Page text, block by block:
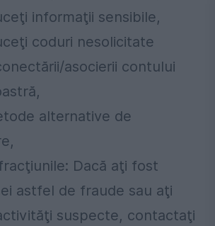
informaţii sensibile,
coduri nesolicitate
asocierii contului
alternative de
Dacă aţi fost
astfel de fraude sau aţi
suspecte, contactaţi